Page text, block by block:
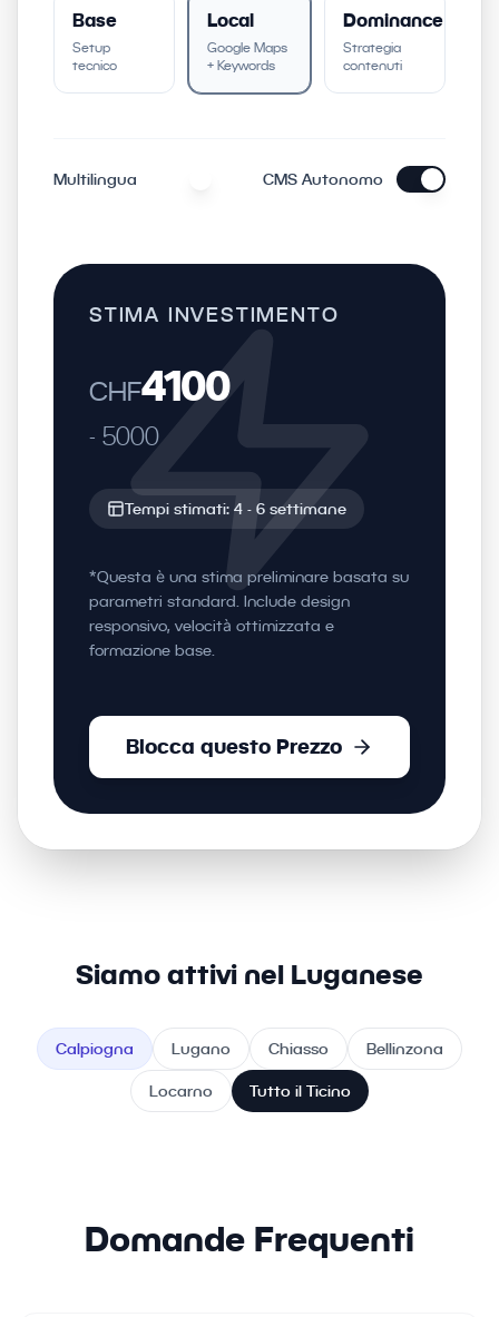
Base
Setup
tecnico
Local
Google Maps
+ Keywords
Dominance
Strategia
contenuti
Multilingua CMS Autonomo
STIMA INVESTIMENTO
CHF4100
- 5000
Tempi stimati: 4 - 6 settimane
*Questa è una stima preliminare basata su
parametri standard. Include design
responsivo, velocità ottimizzata e
formazione base.
Blocca questo Prezzo
Siamo attivi nel Luganese
Calpiogna Lugano Chiasso Bellinzona
Locarno Tutto il Ticino
Domande Frequenti